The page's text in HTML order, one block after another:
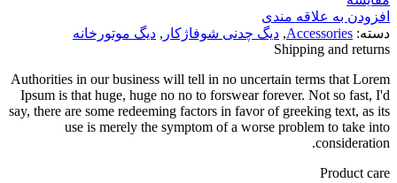
پره
MI3
مدل
m90-
08
عدد
افزودن به علاقه مندی
دسته: Accessories
, دیگ چدنی شوفاژکار , دیگ موتورخانه
Shipping and returns
Authorities in our business will tell in no uncertain terms that Lorem
Ipsum is that huge, huge no no to forswear forever. Not so fast, I'd
say, there are some redeeming factors in favor of greeking text, as its
use is merely the symptom of a worse problem to take into
consideration.
Product care